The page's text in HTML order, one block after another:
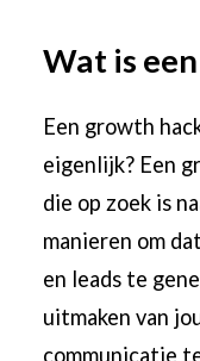
Wat is
Een growth
eigenlijk? Een
die op zoek is
manieren om
en leads te
uitmaken van
communicatie